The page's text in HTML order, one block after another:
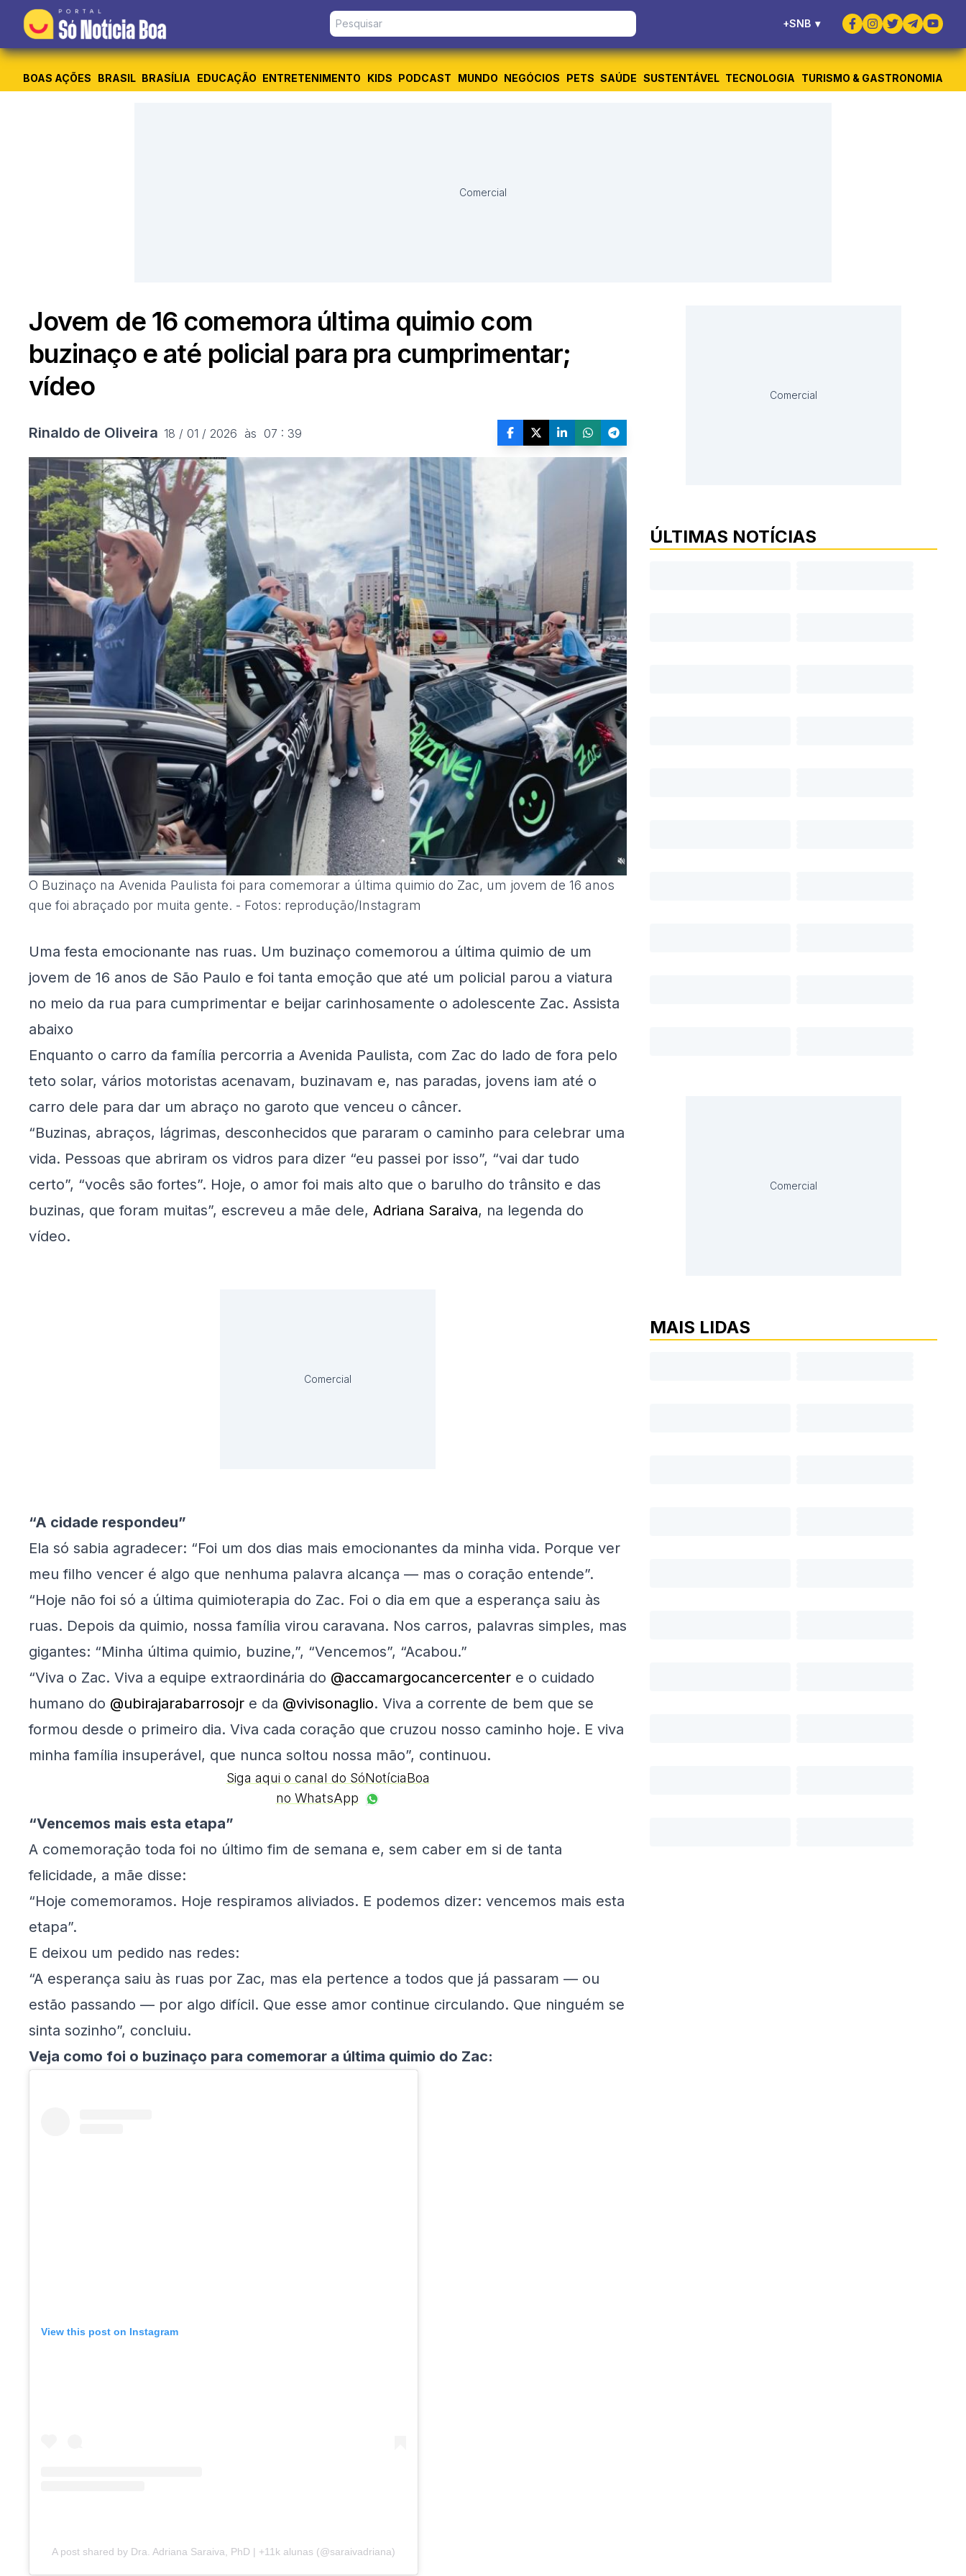
+SNB ▾
BOAS AÇÕES BRASIL BRASÍLIA EDUCAÇÃO ENTRETENIMENTO KIDS PODCAST MUNDO NEGÓCIOS PETS SAÚDE SUSTENTÁVEL TECNOLOGIA TURISMO & GASTRONOMIA
Comercial
Jovem de 16 comemora última quimio com
buzinaço e até policial para pra cumprimentar;
vídeo
Rinaldo de Oliveira 18 / 01 / 2026  às  07 : 39
O Buzinaço na Avenida Paulista foi para comemorar a última quimio do Zac, um jovem de 16 anos
que foi abraçado por muita gente. - Fotos: reprodução/Instagram
Uma festa emocionante nas ruas. Um buzinaço comemorou a última quimio de um
jovem de 16 anos de São Paulo e foi tanta emoção que até um policial parou a viatura
no meio da rua para cumprimentar e beijar carinhosamente o adolescente Zac. Assista
abaixo
Enquanto o carro da família percorria a Avenida Paulista, com Zac do lado de fora pelo
teto solar, vários motoristas acenavam, buzinavam e, nas paradas, jovens iam até o
carro dele para dar um abraço no garoto que venceu o câncer.
“Buzinas, abraços, lágrimas, desconhecidos que pararam o caminho para celebrar uma
vida. Pessoas que abriram os vidros para dizer “eu passei por isso”, “vai dar tudo
certo”, “vocês são fortes”. Hoje, o amor foi mais alto que o barulho do trânsito e das
buzinas, que foram muitas”, escreveu a mãe dele, Adriana Saraiva, na legenda do
vídeo.
Comercial
“A cidade respondeu”
Ela só sabia agradecer: “Foi um dos dias mais emocionantes da minha vida. Porque ver
meu filho vencer é algo que nenhuma palavra alcança — mas o coração entende”.
“Hoje não foi só a última quimioterapia do Zac. Foi o dia em que a esperança saiu às
ruas. Depois da quimio, nossa família virou caravana. Nos carros, palavras simples, mas
gigantes: “Minha última quimio, buzine,”, “Vencemos”, “Acabou.”
“Viva o Zac. Viva a equipe extraordinária do @accamargocancercenter e o cuidado
humano do @ubirajarabarrosojr e da @vivisonaglio. Viva a corrente de bem que se
formou desde o primeiro dia. Viva cada coração que cruzou nosso caminho hoje. E viva
minha família insuperável, que nunca soltou nossa mão”, continuou.
Siga aqui o canal do SóNotíciaBoa
no WhatsApp
“Vencemos mais esta etapa”
A comemoração toda foi no último fim de semana e, sem caber em si de tanta
felicidade, a mãe disse:
“Hoje comemoramos. Hoje respiramos aliviados. E podemos dizer: vencemos mais esta
etapa”.
E deixou um pedido nas redes:
“A esperança saiu às ruas por Zac, mas ela pertence a todos que já passaram — ou
estão passando — por algo difícil. Que esse amor continue circulando. Que ninguém se
sinta sozinho”, concluiu.
Veja como foi o buzinaço para comemorar a última quimio do Zac:
View this post on Instagram
A post shared by Dra. Adriana Saraiva, PhD | +11k alunas (@saraivadriana)
Comercial
ÚLTIMAS NOTÍCIAS
Comercial
MAIS LIDAS